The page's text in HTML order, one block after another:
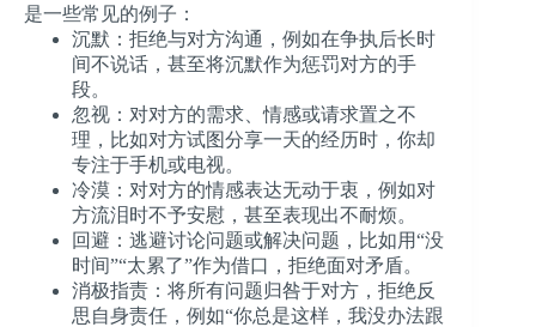
是一些常见的例子：
沉默 ：拒绝与对方沟通，例如在争执后长时
间不说话，甚至将沉默作为惩罚对方的手
段。
忽视 ：对对方的需求、情感或请求置之不
理，比如对方试图分享一天的经历时，你却
专注于手机或电视。
冷漠 ：对对方的情感表达无动于衷，例如对
方流泪时不予安慰，甚至表现出不耐烦。
回避 ：逃避讨论问题或解决问题，比如用“没
时间”“太累了”作为借口，拒绝面对矛盾。
消极指责 ：将所有问题归咎于对方，拒绝反
思自身责任，例如“你总是这样，我没办法跟